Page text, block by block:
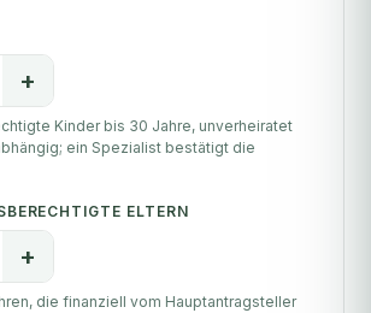
+
Kinder bis 30 Jahre, unverheiratet
ein Spezialist bestätigt die
ELTERN
+
die finanziell vom Hauptantragsteller